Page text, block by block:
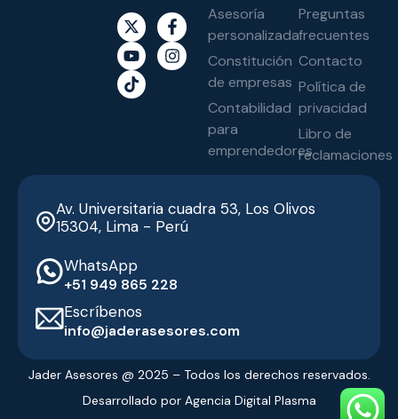
Asesoría
personalizada
Constitución
de empresas
Contabilidad
para
emprendedores
Preguntas
frecuentes
Contacto
Política de
privacidad
Libro de
reclamaciones
Av. Universitaria cuadra 53, Los Olivos
15304, Lima - Perú
WhatsApp
‭+51 949 865 228‬
Escríbenos
info@jaderasesores.com
Jader Asesores @ 2025 – Todos los derechos reservados.
Desarrollado por Agencia Digital Plasma